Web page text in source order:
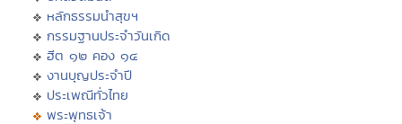
หลักธรรมนำสุขฯ
กรรมฐานประจำวันเกิด
ฮีต ๑๒ คอง ๑๔
งานบุญประจำปี
ประเพณีทั่วไทย
พระพุทธเจ้า